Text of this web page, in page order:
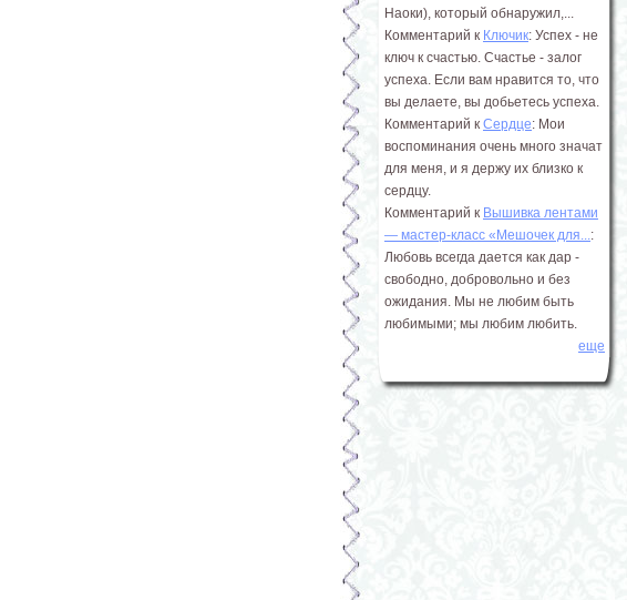
Наоки), который обнаружил,...
Комментарий к Ключик: Успех - не
ключ к счастью. Счастье - залог
успеха. Если вам нравится то, что
вы делаете, вы добьетесь успеха.
Комментарий к Сердце: Мои
воспоминания очень много значат
для меня, и я держу их близко к
сердцу.
Комментарий к Вышивка лентами
― мастер-класс «Мешочек для...:
Любовь всегда дается как дар -
свободно, добровольно и без
ожидания. Мы не любим быть
любимыми; мы любим любить.
еще